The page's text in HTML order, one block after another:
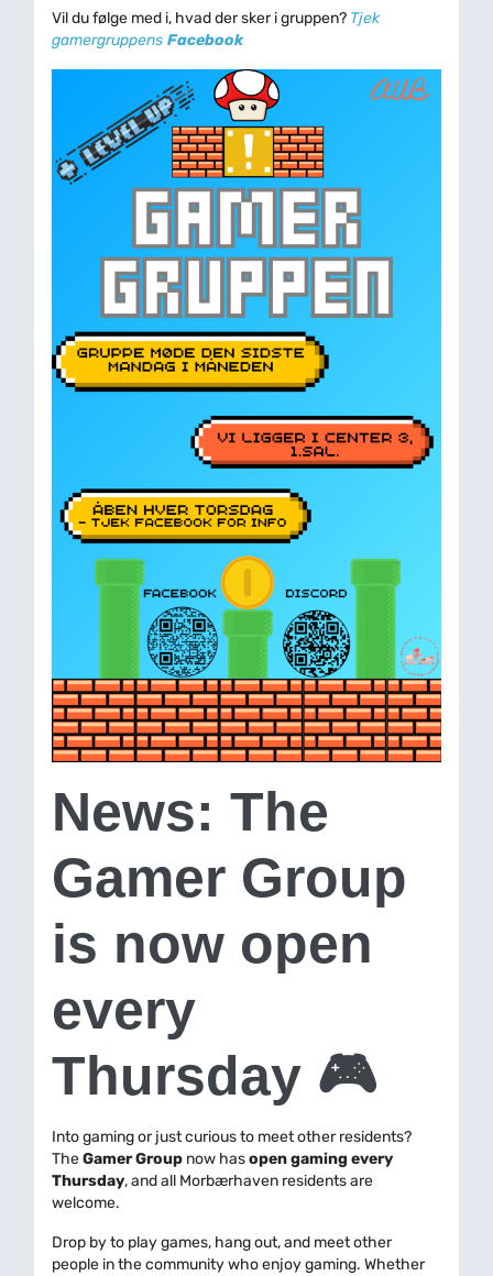
Vil du følge med i, hvad der sker i gruppen? Tjek
gamergruppens Facebook
News: The
Gamer Group
is now open
every
Thursday 🎮
Into gaming or just curious to meet other residents?
TheGamer Groupnow hasopen gaming every
Thursday, and all Morbærhaven residents are
welcome.
Drop by to play games, hang out, and meet other
people in the community who enjoy gaming. Whether